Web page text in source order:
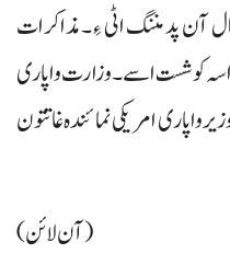
پارے کہ ٹیفا مذاکرات 8 سال آن پد مننگ اٹی ءِ۔ مذاکرات
اسہ کوشست اسے۔ وزارت واپاری
واپاری امریکی نمائندہ غاتتون
(آن لائن)